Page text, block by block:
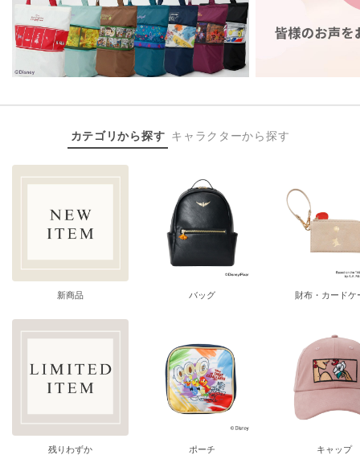
カテゴリから探す キャラクターから探す
新商品
残りわずか
バッグ
ポーチ
財布・カードケ
キャップ